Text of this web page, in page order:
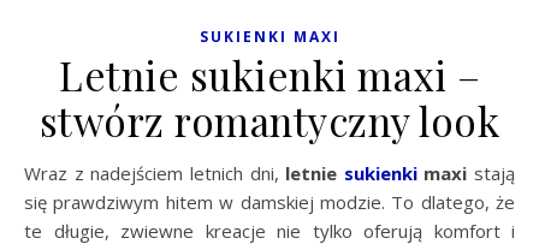
SUKIENKI MAXI
Letnie sukienki maxi –
stwórz romantyczny look
Wraz z nadejściem letnich dni, letnie sukienkimaxi stają
się prawdziwym hitem w damskiej modzie. To dlatego, że
te długie, zwiewne kreacje nie tylko oferują komfort i